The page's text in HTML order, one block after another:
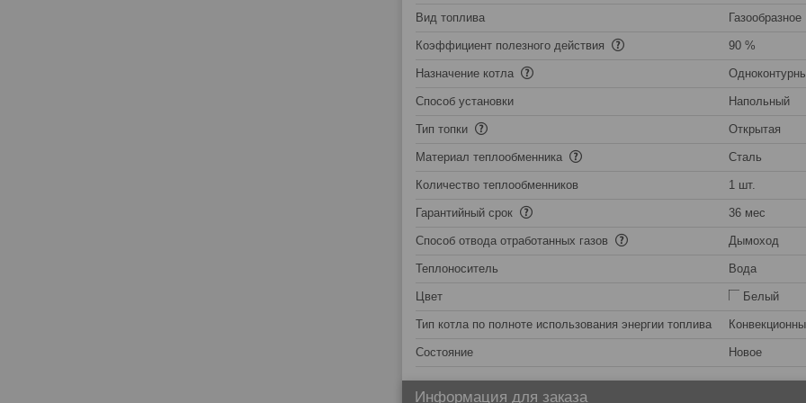
Вид топлива Газообразное
Коэффициент полезного действия 90 %
Назначение котла
Способ установки Напольный
Тип топки Открытая
Материал теплообменника Сталь
Количество теплообменников 1 шт.
Гарантийный срок 36 мес
Способ отвода отработанных газов Дымоход
Теплоноситель Вода
Цвет Белый
Тип котла по полноте использования энергии топлива
Состояние Новое
Информация для заказа